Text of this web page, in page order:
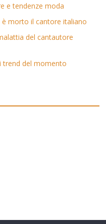
e tendenze moda
è morto il cantore italiano
del cantautore
trend del momento